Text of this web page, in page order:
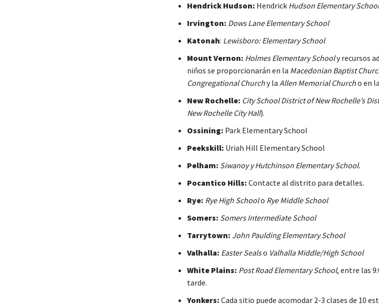
Hendrick Hudson: Hendrick Hudson Elementary School
Irvington: Dows Lane Elementary School
Katonah: Lewisboro: Elementary School
Mount Vernon: Holmes Elementary Schooly recursos
niños se proporcionarán en la Macedonian Baptist
Congregational Churchy la Allen Memorial Churcho en la
New Rochelle: City School District of New Rochelle’s
New Rochelle City Hall).
Ossining: Park Elementary School
Peekskill: Uriah Hill Elementary School
Pelham: Siwanoy y Hutchinson Elementary School.
Pocantico Hills: Contacte al distrito para detalles.
Rye: Rye High Schoolo Rye Middle School
Somers: Somers Intermediate School
Tarrytown: John Paulding Elementary School
Valhalla: Easter Sealso Valhalla Middle/High School
White Plains: Post Road Elementary School, entre las
tarde.
Yonkers: Cada sitio puede acomodar 2-3 clases de 10